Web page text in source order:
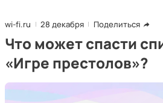
wi-fi.ru 28 декабря Поделиться
Что может спасти
«Игре престолов»?